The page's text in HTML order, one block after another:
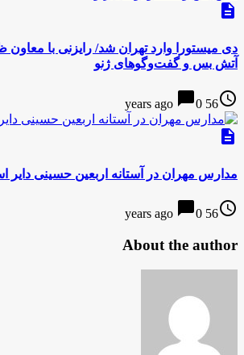
description
دی میستورا وارد تهران شد/ رایزنی با معاون
آتش بس و گفت‌وگوهای ژنو
access_time
56 years ago
chat_bubble0
description
مدارس مهران در آستانه اربعین حسینی دایر
access_time
56 years ago
chat_bubble0
About the author